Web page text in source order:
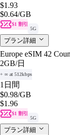
$1.93
$0.64/GB
$1 割引
5G
プラン詳細
Europe eSIM 42
2GB/日
+ ∞ at 512kbps
1日間
$0.98/GB
$1.96
$1 割引
5G
プラン詳細